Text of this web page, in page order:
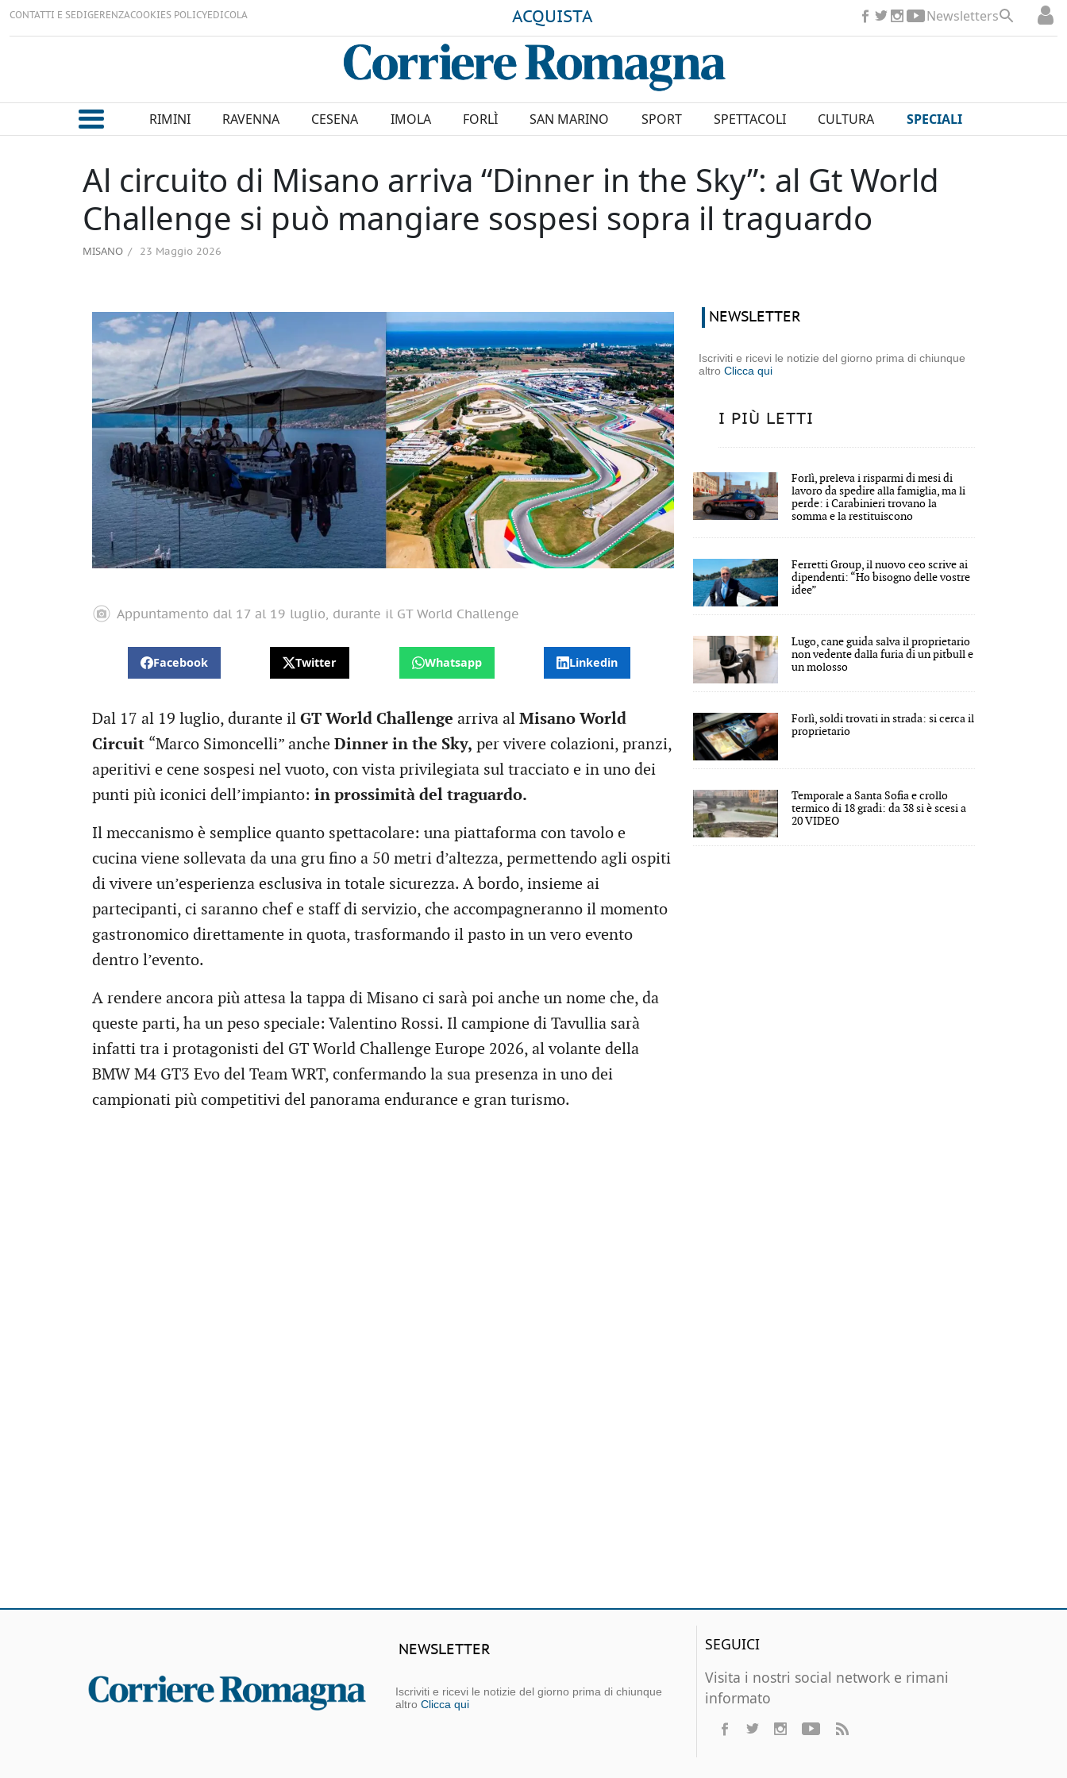
CONTATTI E SEDIGERENZACOOKIES POLICYEDICOLA ACQUISTA Newsletters
RIMINI RAVENNA CESENA IMOLA FORLÌ SAN MARINO SPORT SPETTACOLI CULTURA SPECIALI
Al circuito di Misano arriva “Dinner in the Sky”: al Gt World
Challenge si può mangiare sospesi sopra il traguardo
MISANO 23 Maggio 2026
Appuntamento dal 17 al 19 luglio, durante il GT World Challenge
Facebook Twitter Whatsapp Linkedin
Dal 17 al 19 luglio, durante il GT World Challenge arriva al Misano World
Circuit “Marco Simoncelli” anche Dinner in the Sky, per vivere colazioni, pranzi,
aperitivi e cene sospesi nel vuoto, con vista privilegiata sul tracciato e in uno dei
punti più iconici dell’impianto: in prossimità del traguardo.
Il meccanismo è semplice quanto spettacolare: una piattaforma con tavolo e
cucina viene sollevata da una gru fino a 50 metri d’altezza, permettendo agli ospiti
di vivere un’esperienza esclusiva in totale sicurezza. A bordo, insieme ai
partecipanti, ci saranno chef e staff di servizio, che accompagneranno il momento
gastronomico direttamente in quota, trasformando il pasto in un vero evento
dentro l’evento.
A rendere ancora più attesa la tappa di Misano ci sarà poi anche un nome che, da
queste parti, ha un peso speciale: Valentino Rossi. Il campione di Tavullia sarà
infatti tra i protagonisti del GT World Challenge Europe 2026, al volante della
BMW M4 GT3 Evo del Team WRT, confermando la sua presenza in uno dei
campionati più competitivi del panorama endurance e gran turismo.
NEWSLETTER
Iscriviti e ricevi le notizie del giorno prima di chiunque
altroClicca qui
I PIÙ LETTI
Forlì, preleva i risparmi di mesi di
lavoro da spedire alla famiglia, ma li
perde: i Carabinieri trovano la
somma e la restituiscono
Ferretti Group, il nuovo ceo scrive ai
dipendenti: “Ho bisogno delle vostre
idee”
Lugo, cane guida salva il proprietario
non vedente dalla furia di un pitbull e
un molosso
Forlì, soldi trovati in strada: si cerca il
proprietario
Temporale a Santa Sofia e crollo
termico di 18 gradi: da 38 si è scesi a
20 VIDEO
NEWSLETTER
Iscriviti e ricevi le notizie del giorno prima di chiunque
altro Clicca qui
SEGUICI
Visita i nostri social network e rimani
informato